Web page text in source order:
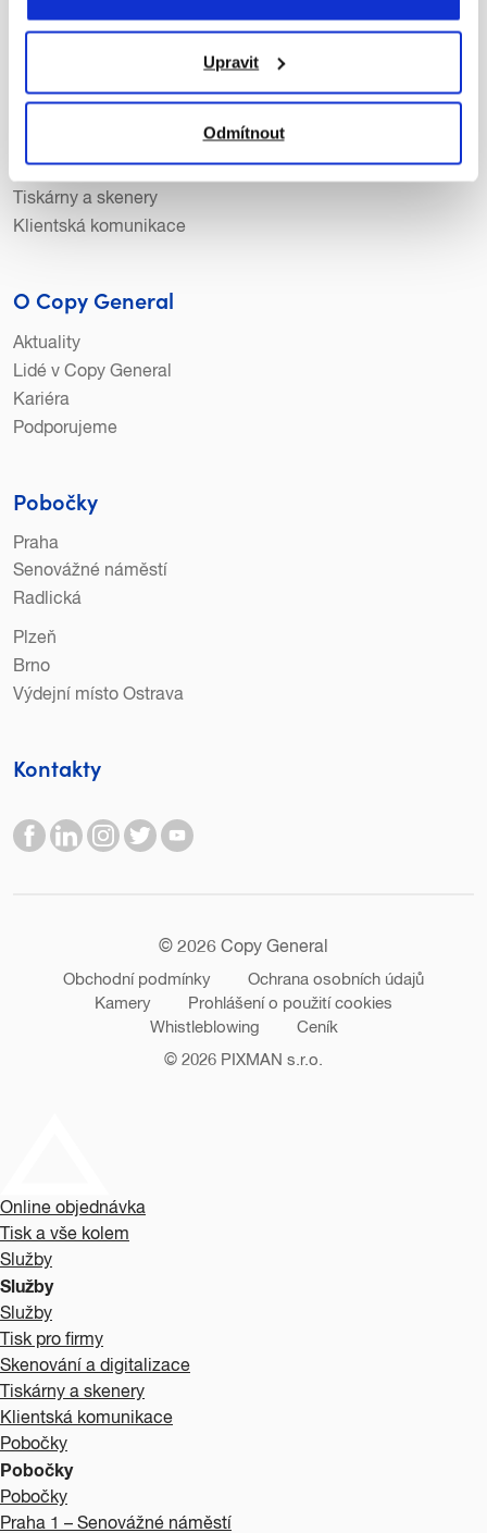
Upravit
Odmítnout
Služby a produkty
Skenování a digitalizace
Tiskárny a skenery
Klientská komunikace
O Copy General
Aktuality
Lidé v Copy General
Kariéra
Podporujeme
Pobočky
Praha
Senovážné náměstí
Radlická
Plzeň
Brno
Výdejní místo Ostrava
Kontakty
© 2026 Copy General
Obchodní podmínky
Ochrana osobních údajů
Kamery
Prohlášení o použití cookies
Whistleblowing
Ceník
© 2026 PIXMAN s.r.o.
Online objednávka
Tisk a vše kolem
Služby
Služby
Služby
Tisk pro firmy
Skenování a digitalizace
Tiskárny a skenery
Klientská komunikace
Pobočky
Pobočky
Pobočky
Praha 1 – Senovážné náměstí